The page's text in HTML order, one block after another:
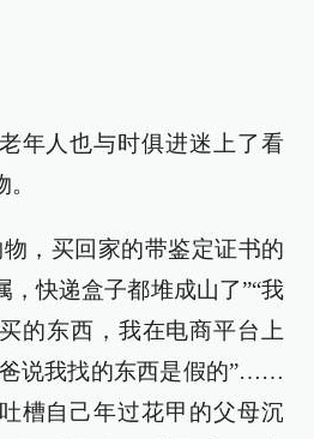
年人也与时俱进迷上了看
，买回家的带鉴定证书的
，快递盒子都堆成山了”“我
的东西，我在电商平台上
说我找的东西是假的”……
槽自己年过花甲的父母沉